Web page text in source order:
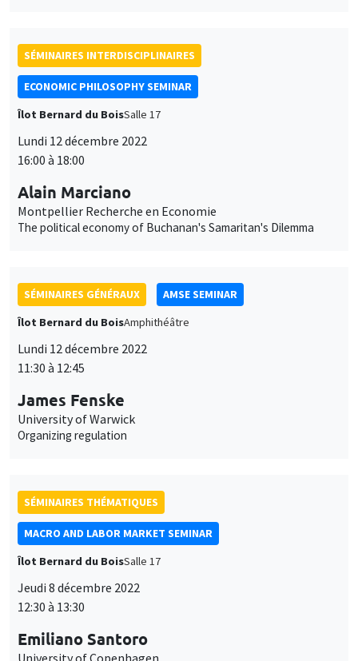
SÉMINAIRES INTERDISCIPLINAIRES
ECONOMIC PHILOSOPHY SEMINAR
Îlot Bernard du BoisSalle 17
Lundi 12 décembre 2022
16:00 à 18:00
Alain Marciano
Montpellier Recherche en Economie
The political economy of Buchanan's Samaritan's Dilemma
SÉMINAIRES GÉNÉRAUX
AMSE SEMINAR
Îlot Bernard du BoisAmphithéâtre
Lundi 12 décembre 2022
11:30 à 12:45
James Fenske
University of Warwick
Organizing regulation
SÉMINAIRES THÉMATIQUES
MACRO AND LABOR MARKET SEMINAR
Îlot Bernard du BoisSalle 17
Jeudi 8 décembre 2022
12:30 à 13:30
Emiliano Santoro